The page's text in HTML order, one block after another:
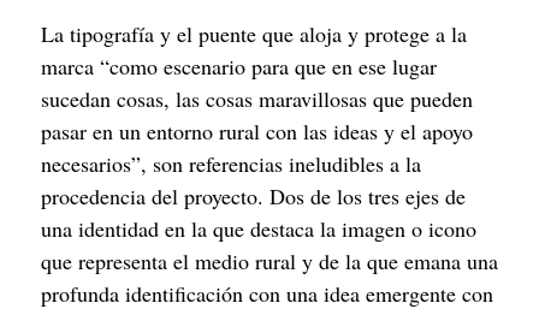
La tipografía y el puente que aloja y protege a la
marca “como escenario para que en ese lugar
sucedan cosas, las cosas maravillosas que pueden
pasar en un entorno rural con las ideas y el apoyo
necesarios”, son referencias ineludibles a la
procedencia del proyecto. Dos de los tres ejes de
una identidad en la que destaca la imagen o icono
que representa el medio rural y de la que emana una
profunda identificación con una idea emergente con